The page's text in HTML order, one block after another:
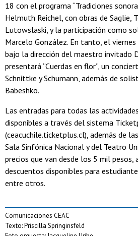
18 con el programa “Tradiciones
Helmuth Reichel, con obras de Saglie,
Lutowslaski, y la participación como
Marcelo González. En tanto, el
bajo la dirección del maestro invitado
presentará “Cuerdas en flor”, un
Schnittke y Schumann, además de
Babeshko.
Las entradas para todas las
disponibles a través del sistema
(ceacuchile.ticketplus.cl), además de
Sala Sinfónica Nacional y del Teatro
precios que van desde los 5 mil pesos,
descuentos disponibles para
entre otros.
Comunicaciones CEAC
Texto: Priscilla Springinsfeld